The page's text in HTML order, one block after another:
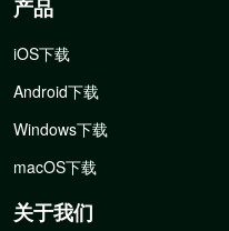
产品
iOS下载
Android下载
Windows下载
macOS下载
关于我们